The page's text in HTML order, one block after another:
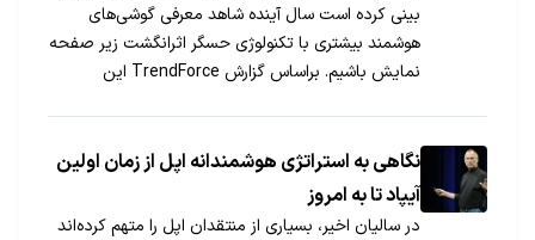
بینی کرده است سال آینده شاهد معرفی گوشی‌های
هوشمند بیشتری با تکنولوژی حسگر اثرانگشت زیر صفحه
نمایش باشیم. براساس گزارش TrendForce این
نگاهی به استراتژی هوشمندانه اپل از زمان اولین
آیپاد تا به امروز
در سالیان اخیر، بسیاری از منتقدان اپل را متهم کرده‌اند